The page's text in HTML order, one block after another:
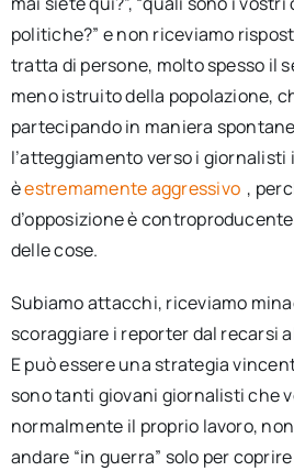
politiche?” e non riceviamo
tratta di persone, molto spesso il
meno istruito della popolazione,
partecipando in maniera
l’atteggiamento verso i
èestremamente aggressivo ,
d’opposizione è
delle cose.
Subiamo attacchi, riceviamo
scoraggiare i reporter dal recarsi
E può essere una strategia
sono tanti giovani giornalisti che
normalmente il proprio lavoro,
andare “in guerra” solo per